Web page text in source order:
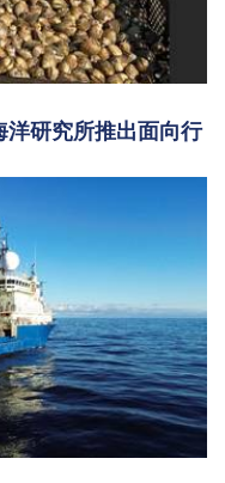
研究所推出面向行